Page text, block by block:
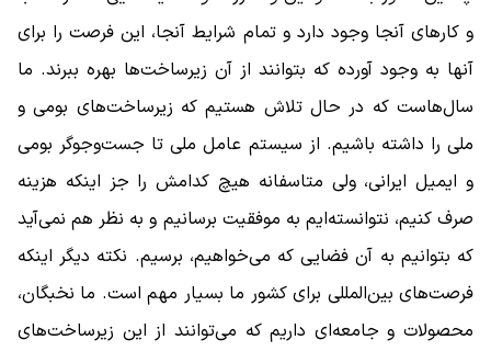
و کارهای آنجا وجود دارد و تمام شرایط آنجا، این فرصت را برای
آنها به وجود آورده که بتوانند از آن زیرساخت‌ها بهره ببرند. ما
سال‌هاست که در حال تلاش هستیم که زیرساخت‌های بومی و
ملی را داشته باشیم. از سیستم عامل ملی تا جست‌وجوگر بومی
و ایمیل ایرانی، ولی متاسفانه هیچ کدامش را جز اینکه هزینه‌
صرف کنیم، نتوانسته‌ایم به موفقیت برسانیم و به نظر هم نمی‌آید
که بتوانیم به آن فضایی که می‌خواهیم، برسیم. نکته دیگر اینکه
فرصت‌های بین‌المللی برای کشور ما بسیار مهم است. ما نخبگان،
محصولات و جامعه‌ای داریم که می‌توانند از این زیرساخت‌های